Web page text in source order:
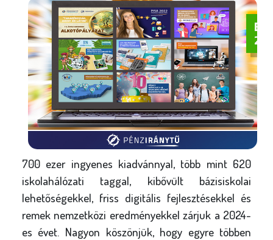
700 ezer ingyenes kiadvánnyal, több mint 620
iskolahálózati taggal, kibővült bázisiskolai
lehetőségekkel, friss digitális fejlesztésekkel és
remek nemzetközi eredményekkel zárjuk a 2024-
es évet. Nagyon köszönjük, hogy egyre többen